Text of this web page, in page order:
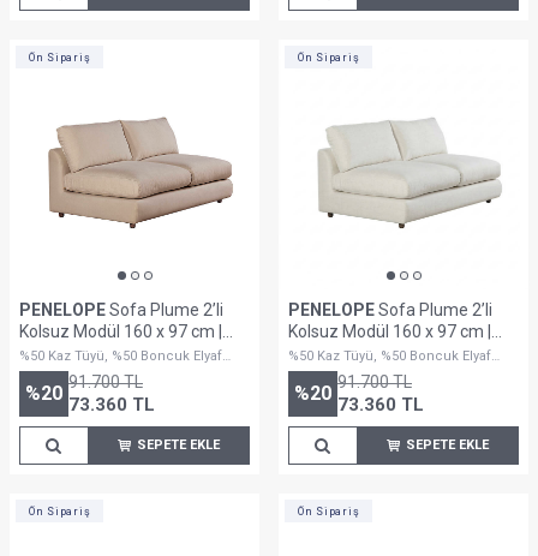
Ön Sipariş
PENELOPESofa Plume 2’li
Kolsuz Modül 160 x 97 cm |
Plainfry Kumaş - Krem Dokulu
%50 Kaz Tüyü, %50 Boncuk Elyaf
Dolguludur
%20 91.700TL
73.360 TL
SEPETE EKLE
Ön Sipariş
PENELOPESofa Plume 2’li
Kolsuz Modül 160 x 97 cm |
Plainfry Kumaş - Beyaz Keten
%50 Kaz Tüyü, %50 Boncuk Elyaf
Dolguludur
%20 91.700TL
73.360 TL
SEPETE EKLE
Ön Sipariş Ön Sipariş